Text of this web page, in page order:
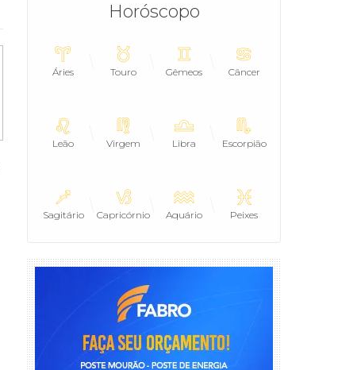
Horóscopo
Áries Touro Gêmeos Câncer
Leão Virgem Libra Escorpião
Sagitário Capricórnio Aquário Peixes